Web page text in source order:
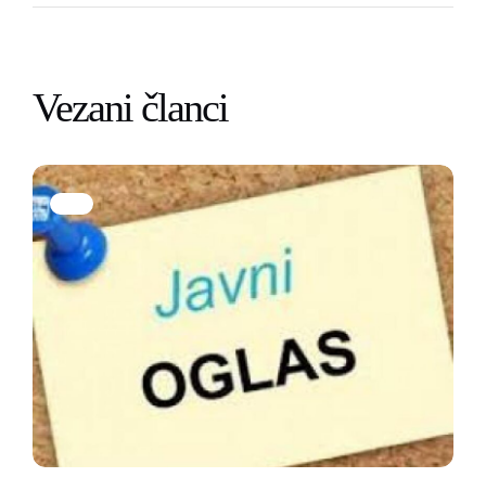
Vezani članci